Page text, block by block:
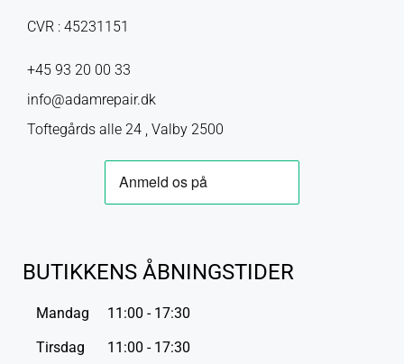
CVR : 45231151
+45 93 20 00 33
info@adamrepair.dk
Toftegårds alle 24 , Valby 2500
BUTIKKENS ÅBNINGSTIDER
Mandag
11:00 - 17:30
Tirsdag
11:00 - 17:30